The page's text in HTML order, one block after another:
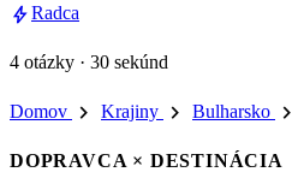
boltRadca
4 otázky · 30 sekúnd
Domov chevron_right Krajiny chevron_right Bulharsko chevron_right
DOPRAVCA × DESTINÁCIA